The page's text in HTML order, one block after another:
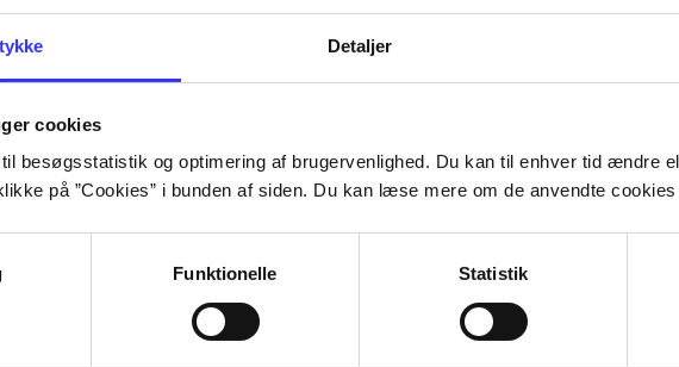
Detaljer
cookies
besøgsstatistik og optimering af brugervenlighed. Du kan til enhver tid ændre
på ”Cookies” i bunden af siden. Du kan læse mere om de anvendte cookies
Funktionelle Statistik